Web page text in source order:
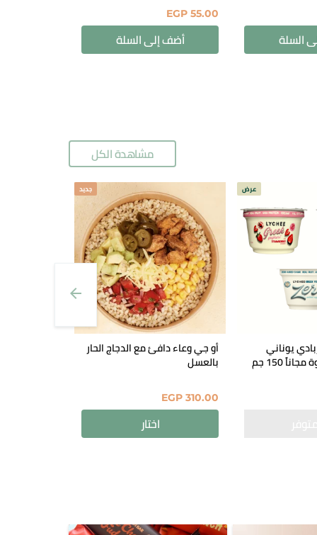
مشاهدة الكل
عرض
إشتري 4 زبادي يوناني
150 جم
جديد
أو جي وعاء دافئ مع الدجاج الحار
بالعسل
EGP 310.00
اختار
السلة
EGP 55.00
أضف إلى السلة